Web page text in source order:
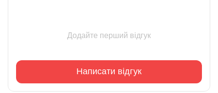
Додайте перший відгук
Написати відгук